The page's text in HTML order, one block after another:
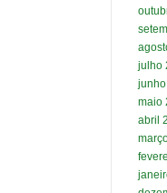
julho
maio
abril